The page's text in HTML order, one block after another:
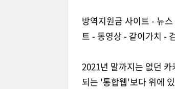
방역지원금 사이트 - 뉴
트 - 동영상 - 같이가치 -
2021년 말까지는 없던
되는 '통합웹'보다 위에